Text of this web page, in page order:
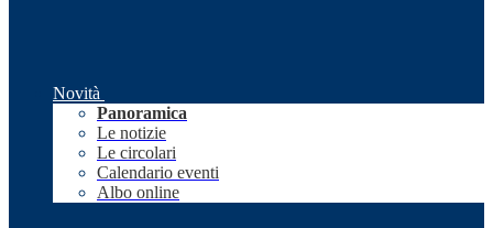
Novità
Panoramica
Le notizie
Le circolari
Calendario eventi
Albo online